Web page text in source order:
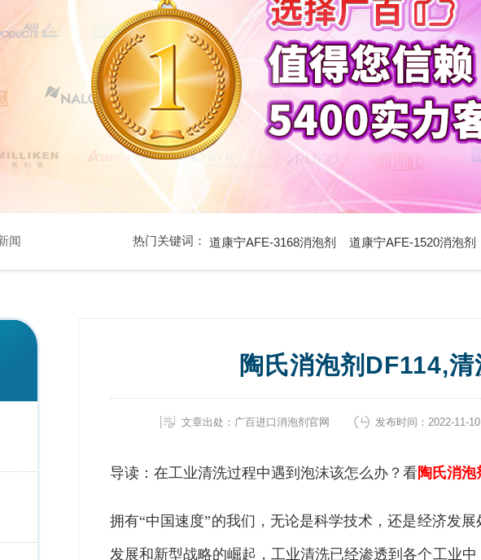
闻 热门关键词： 道康宁AFE-3168消泡剂 道康宁AFE-1520消泡剂
陶氏消泡剂DF114,
文章出处：广百进口消泡剂官网 发布时间：2022-11-10
导读：在工业清洗过程中遇到泡沫该怎么办？看陶氏消泡
拥有“中国速度”的我们，无论是科学技术，还是经济发
发展和新型战略的崛起，工业清洗已经渗透到各个工业